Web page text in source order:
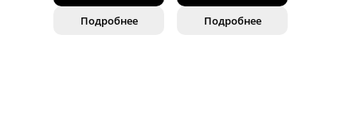
Подробнее
Подробнее